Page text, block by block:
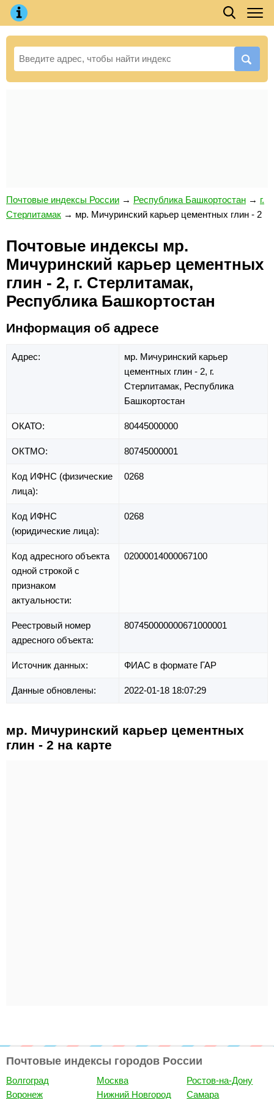
Почтовые индексы России → Республика Башкортостан → г.
Стерлитамак → мр. Мичуринский карьер цементных глин - 2
Почтовые индексы мр.
Мичуринский карьер цементных
глин - 2, г. Стерлитамак,
Республика Башкортостан
Информация об адресе
Адрес:
мр. Мичуринский карьер
цементных глин - 2, г.
Стерлитамак, Республика
Башкортостан
ОКАТО: 80445000000
ОКТМО: 80745000001
Код ИФНС (физические
лица):
0268
Код ИФНС
(юридические лица):
0268
Код адресного объекта
одной строкой с
признаком
актуальности:
02000014000067100
Реестровый номер
адресного объекта:
807450000000671000001
Источник данных: ФИАС в формате ГАР
Данные обновлены: 2022-01-18 18:07:29
мр. Мичуринский карьер цементных
глин - 2 на карте
Почтовые индексы городов России
Волгоград
Воронеж
Москва
Нижний Новгород
Ростов-на-Дону
Самара